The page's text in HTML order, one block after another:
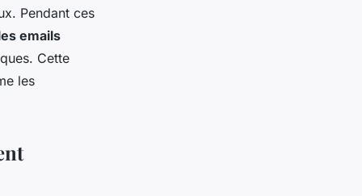
Pendant ces
emails
Cette
les